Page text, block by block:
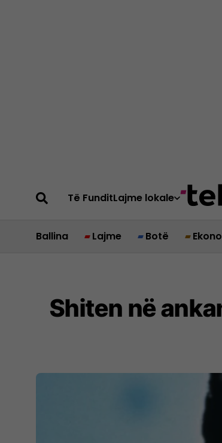
Të FunditLajme lokale
Ballina Lajme Botë
Shiten në